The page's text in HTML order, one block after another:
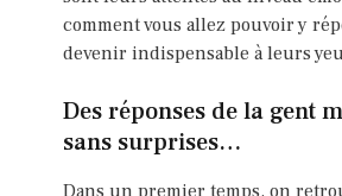
comment vous allez pouvoir y
devenir indispensable à leurs
Des réponses de la gent
sans surprises…